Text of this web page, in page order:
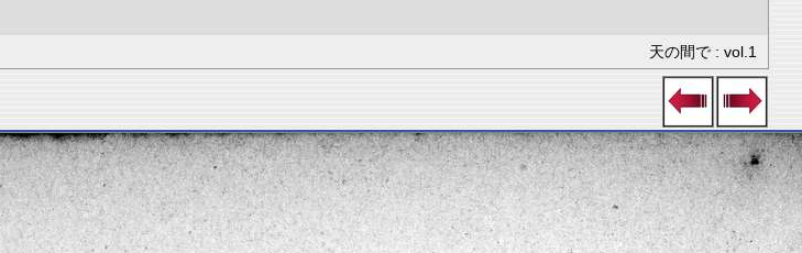
天の間で : vol.1